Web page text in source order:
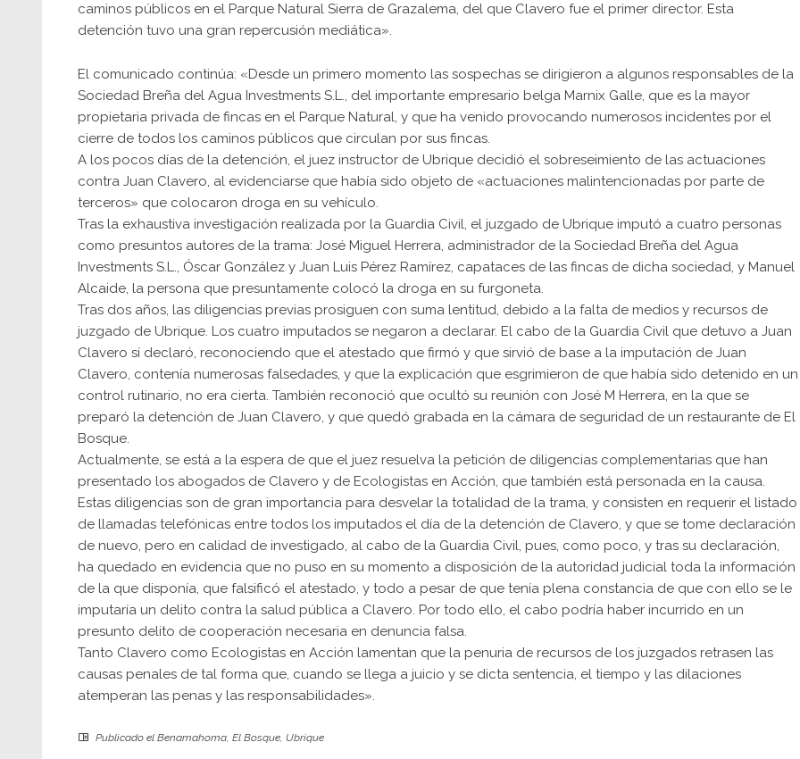
caminos públicos en el Parque Natural Sierra de Grazalema, del que Clavero fue el primer director. Esta
detención tuvo una gran repercusión mediática».
El comunicado continúa: «Desde un primero momento las sospechas se dirigieron a algunos responsables de la
Sociedad Breña del Agua Investments S.L., del importante empresario belga Marnix Galle, que es la mayor
propietaria privada de fincas en el Parque Natural, y que ha venido provocando numerosos incidentes por el
cierre de todos los caminos públicos que circulan por sus fincas.
A los pocos días de la detención, el juez instructor de Ubrique decidió el sobreseimiento de las actuaciones
contra Juan Clavero, al evidenciarse que había sido objeto de «actuaciones malintencionadas por parte de
terceros» que colocaron droga en su vehículo.
Tras la exhaustiva investigación realizada por la Guardia Civil, el juzgado de Ubrique imputó a cuatro personas
como presuntos autores de la trama: José Miguel Herrera, administrador de la Sociedad Breña del Agua
Investments S.L., Óscar González y Juan Luis Pérez Ramírez, capataces de las fincas de dicha sociedad, y Manuel
Alcaide, la persona que presuntamente colocó la droga en su furgoneta.
Tras dos años, las diligencias previas prosiguen con suma lentitud, debido a la falta de medios y recursos de
juzgado de Ubrique. Los cuatro imputados se negaron a declarar. El cabo de la Guardia Civil que detuvo a Juan
Clavero sí declaró, reconociendo que el atestado que firmó y que sirvió de base a la imputación de Juan
Clavero, contenía numerosas falsedades, y que la explicación que esgrimieron de que había sido detenido en un
control rutinario, no era cierta. También reconoció que ocultó su reunión con José M Herrera, en la que se
preparó la detención de Juan Clavero, y que quedó grabada en la cámara de seguridad de un restaurante de El
Bosque.
Actualmente, se está a la espera de que el juez resuelva la petición de diligencias complementarias que han
presentado los abogados de Clavero y de Ecologistas en Acción, que también está personada en la causa.
Estas diligencias son de gran importancia para desvelar la totalidad de la trama, y consisten en requerir el listado
de llamadas telefónicas entre todos los imputados el día de la detención de Clavero, y que se tome declaración
de nuevo, pero en calidad de investigado, al cabo de la Guardia Civil, pues, como poco, y tras su declaración,
ha quedado en evidencia que no puso en su momento a disposición de la autoridad judicial toda la información
de la que disponía, que falsificó el atestado, y todo a pesar de que tenía plena constancia de que con ello se le
imputaría un delito contra la salud pública a Clavero. Por todo ello, el cabo podría haber incurrido en un
presunto delito de cooperación necesaria en denuncia falsa.
Tanto Clavero como Ecologistas en Acción lamentan que la penuria de recursos de los juzgados retrasen las
causas penales de tal forma que, cuando se llega a juicio y se dicta sentencia, el tiempo y las dilaciones
atemperan las penas y las responsabilidades».
Publicado el Benamahoma, El Bosque, Ubrique